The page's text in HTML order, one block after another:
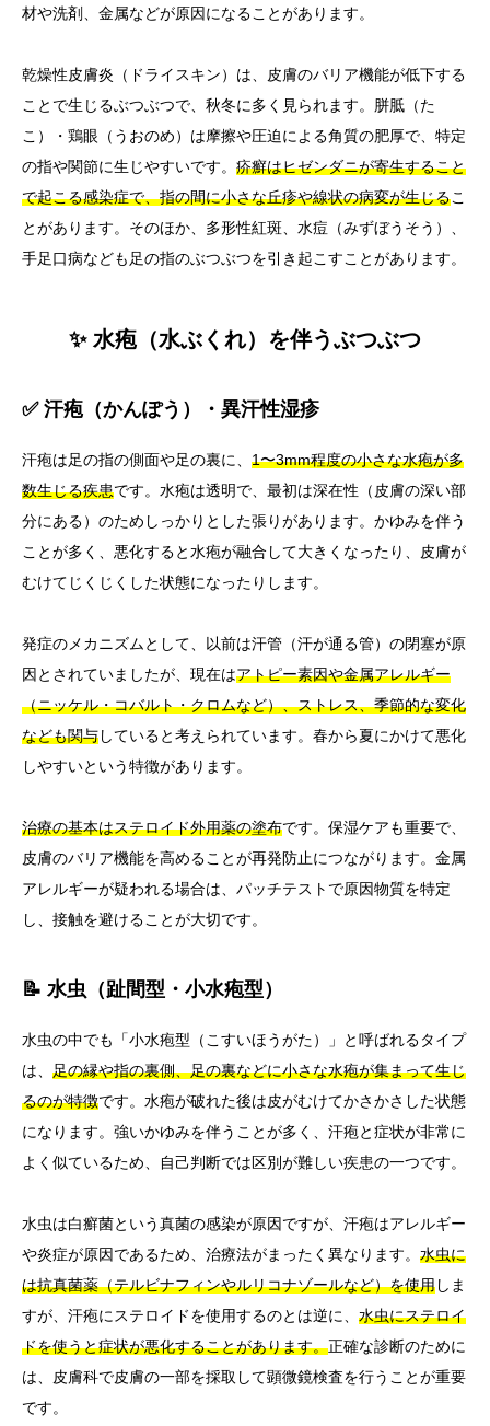
材や洗剤、金属などが原因になることがあります。
乾燥性皮膚炎（ドライスキン）は、皮膚のバリア機能が低下する
ことで生じるぶつぶつで、秋冬に多く見られます。胼胝（た
こ）・鶏眼（うおのめ）は摩擦や圧迫による角質の肥厚で、特定
の指や関節に生じやすいです。 疥癬はヒゼンダニが寄生すること
で起こる感染症で、指の間に小さな丘疹や線状の病変が生じるこ
とがあります。そのほか、多形性紅斑、水痘（みずぼうそう）、
手足口病なども足の指のぶつぶつを引き起こすことがあります。
✨ 水疱（水ぶくれ）を伴うぶつぶつ
✅ 汗疱（かんぽう）・異汗性湿疹
汗疱は足の指の側面や足の裏に、 1〜3mm程度の小さな水疱が多
数生じる疾患です。水疱は透明で、最初は深在性（皮膚の深い部
分にある）のためしっかりとした張りがあります。かゆみを伴う
ことが多く、悪化すると水疱が融合して大きくなったり、皮膚が
むけてじくじくした状態になったりします。
発症のメカニズムとして、以前は汗管（汗が通る管）の閉塞が原
因とされていましたが、現在はアトピー素因や金属アレルギー
（ニッケル・コバルト・クロムなど）、ストレス、季節的な変化
なども関与していると考えられています。春から夏にかけて悪化
しやすいという特徴があります。
治療の基本はステロイド外用薬の塗布です。保湿ケアも重要で、
皮膚のバリア機能を高めることが再発防止につながります。金属
アレルギーが疑われる場合は、パッチテストで原因物質を特定
し、接触を避けることが大切です。
📝 水虫（趾間型・小水疱型）
水虫の中でも「小水疱型（こすいほうがた）」と呼ばれるタイプ
は、 足の縁や指の裏側、足の裏などに小さな水疱が集まって生じ
るのが特徴です。水疱が破れた後は皮がむけてかさかさした状態
になります。強いかゆみを伴うことが多く、汗疱と症状が非常に
よく似ているため、自己判断では区別が難しい疾患の一つです。
水虫は白癬菌という真菌の感染が原因ですが、汗疱はアレルギー
や炎症が原因であるため、治療法がまったく異なります。 水虫に
は抗真菌薬（テルビナフィンやルリコナゾールなど）を使用しま
すが、汗疱にステロイドを使用するのとは逆に、 水虫にステロイ
ドを使うと症状が悪化することがあります。正確な診断のために
は、皮膚科で皮膚の一部を採取して顕微鏡検査を行うことが重要
です。